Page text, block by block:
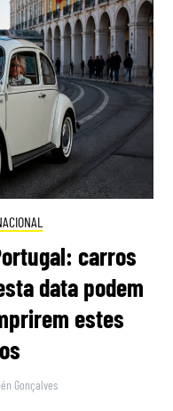
carros
data podem
estes
Gonçalves